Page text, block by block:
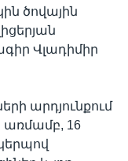
ծովային
Վլադիմիր
արդյունքում
առմամբ, 16